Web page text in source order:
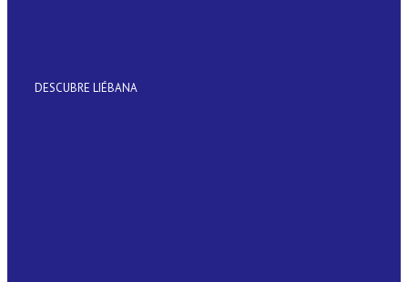
DESCUBRE LIÉBANA